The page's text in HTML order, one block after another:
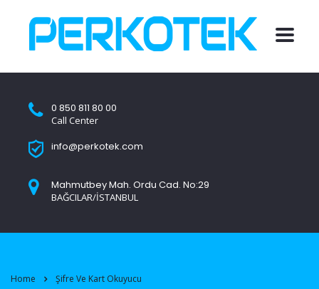
0 850 811 80 00
Call Center
info@perkotek.com
Mahmutbey Mah. Ordu Cad. No:29
BAĞCILAR/İSTANBUL
Home Şifre Ve Kart Okuyucu